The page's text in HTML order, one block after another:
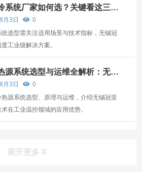
机的时候需要提供详细的工况，便于专人选
防爆高低温一体机生产之后，我们有专门的
系统厂家如何选？关键看这三
冠亚恒温制冷提供高精度解决方
月3日
0
选型需关注适用场景与技术指标，无锡冠
工业级解决方案。
源系统选型与运维全解析：无锡
制冷技术如何赋能工业温控
月3日
0
源系统选型、原理与运维，介绍无锡冠亚
在工业温控领域的应用优势。
展开更多